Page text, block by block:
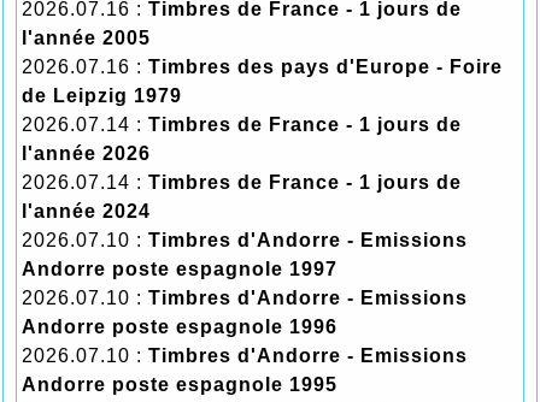
2026.07.16 : Timbres de France - 1 jours de
l'année 2005
2026.07.16 : Timbres des pays d'Europe - Foire
de Leipzig 1979
2026.07.14 : Timbres de France - 1 jours de
l'année 2026
2026.07.14 : Timbres de France - 1 jours de
l'année 2024
2026.07.10 : Timbres d'Andorre - Emissions
Andorre poste espagnole 1997
2026.07.10 : Timbres d'Andorre - Emissions
Andorre poste espagnole 1996
2026.07.10 : Timbres d'Andorre - Emissions
Andorre poste espagnole 1995